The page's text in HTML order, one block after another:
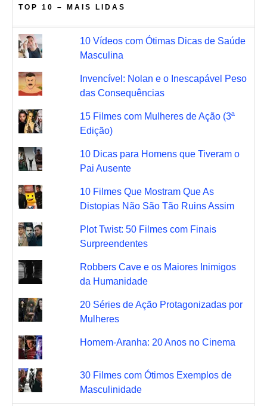
TOP 10 – MAIS LIDAS
10 Vídeos com Ótimas Dicas de Saúde
Masculina
Invencível: Nolan e o Inescapável Peso
das Consequências
15 Filmes com Mulheres de Ação (3ª
Edição)
10 Dicas para Homens que Tiveram o
Pai Ausente
10 Filmes Que Mostram Que As
Distopias Não São Tão Ruins Assim
Plot Twist: 50 Filmes com Finais
Surpreendentes
Robbers Cave e os Maiores Inimigos
da Humanidade
20 Séries de Ação Protagonizadas por
Mulheres
Homem-Aranha: 20 Anos no Cinema
30 Filmes com Ótimos Exemplos de
Masculinidade